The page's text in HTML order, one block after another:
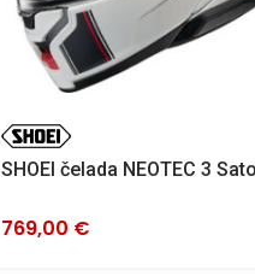
SHOEI čelada NEOTEC 3
769,00 €